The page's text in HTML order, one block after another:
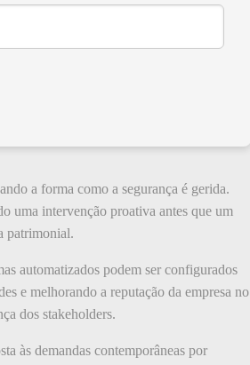
a forma como a segurança é gerida.
uma intervenção proativa antes que um
patrimonial.
automatizados podem ser configurados
e melhorando a reputação da empresa no
dos stakeholders.
às demandas contemporâneas por